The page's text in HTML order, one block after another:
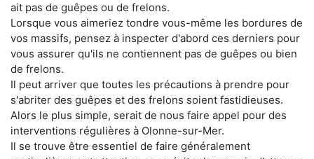
ait pas de guêpes ou de frelons.
Lorsque vous aimeriez tondre vous-même les bordures de
vos massifs, pensez à inspecter d'abord ces derniers pour
vous assurer qu'ils ne contiennent pas de guêpes ou bien
de frelons.
Il peut arriver que toutes les précautions à prendre pour
s'abriter des guêpes et des frelons soient fastidieuses.
Alors le plus simple, serait de nous faire appel pour des
interventions régulières à Olonne-sur-Mer.
Il se trouve être essentiel de faire généralement